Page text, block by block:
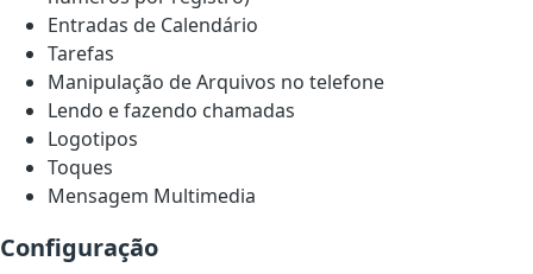
Entradas de Calendário
Tarefas
Manipulação de Arquivos no telefone
Lendo e fazendo chamadas
Logotipos
Toques
Mensagem Multimedia
Configuração